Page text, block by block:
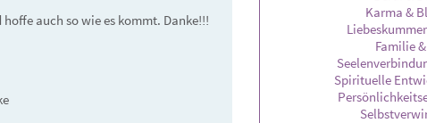
auch so wie es kommt. Danke!!!
Karma &
Familie
Spirituelle